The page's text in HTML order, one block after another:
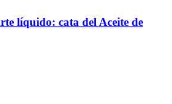
líquido: cata del Aceite de